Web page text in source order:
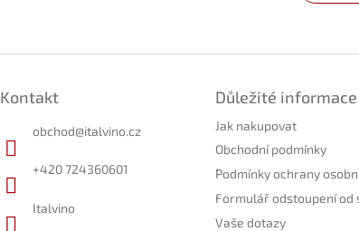
Kontakt
obchod@italvino.cz
+420 724360601
Italvino
Důležité informace
Jak nakupovat
Obchodní podmínky
Podmínky ochrany
Formulář odstoupení od
Vaše dotazy